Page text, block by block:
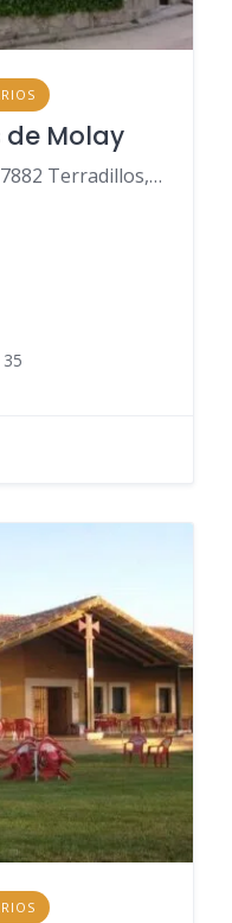
Molay
Calle De La Iglesia 18, 37882 Terradillos, Salamanca, España